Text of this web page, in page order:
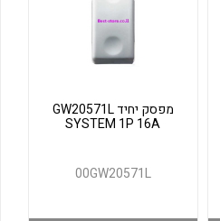
לכל מוצרי היצרן
מפסק יחיד GW20571L
SYSTEM 1P 16A
00GW20571L